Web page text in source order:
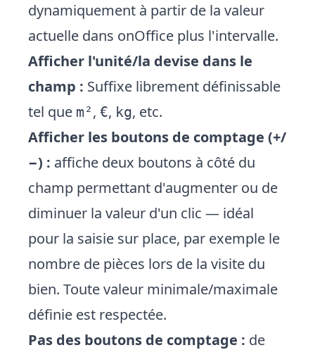
dynamiquement à partir de la valeur
actuelle dans onOffice plus l'intervalle.
Afficher l'unité/la devise dans le
champ : Suffixe librement définissable
tel que m², €, kg, etc.
Afficher les boutons de comptage (+/
−) : affiche deux boutons à côté du
champ permettant d'augmenter ou de
diminuer la valeur d'un clic — idéal
pour la saisie sur place, par exemple le
nombre de pièces lors de la visite du
bien. Toute valeur minimale/maximale
définie est respectée.
Pas des boutons de comptage : de